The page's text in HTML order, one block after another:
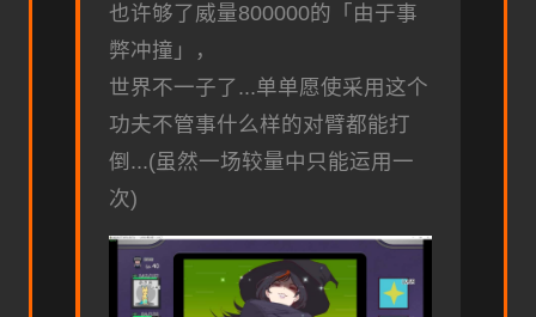
也许够了威量800000的「由于事
弊冲撞」，
世界不一子了...单单愿使采用这个
功夫不管事什么样的对臂都能打
倒...(虽然一场较量中只能运用一
次)